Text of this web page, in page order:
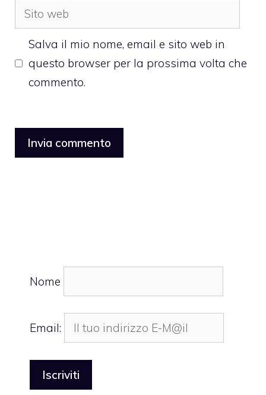
Sito
web
Salva il mio nome, email e sito web in
questo browser per la prossima volta che
commento.
Nome
Email: